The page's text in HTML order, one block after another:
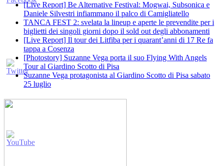
[Live Report] Be Alternative Festival: Mogwai, Subsonica e
Daniele Silvestri infiammano il palco di Camigliatello
TANCA FEST 2: svelata la lineup e aperte le prevendite per i
biglietti dei singoli giorni dopo il sold out degli abbonamenti
[Live Report] Il tour dei Litfiba per i quarant’anni di 17 Re fa
tappa a Cosenza
[Photostory] Suzanne Vega porta il suo Flying With Angels
Tour al Giardino Scotto di Pisa
Suzanne Vega protagonista al Giardino Scotto di Pisa sabato
25 luglio